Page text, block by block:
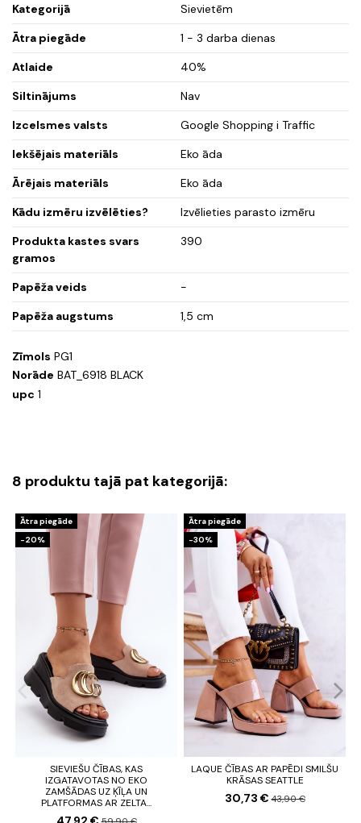
Kategorijā
Sievietēm
Ātra piegāde
1 - 3 darba dienas
Atlaide
40%
Siltinājums
Nav
Izcelsmes valsts
Google Shopping i Traffic
Iekšējais materiāls
Eko āda
Ārējais materiāls
Eko āda
Kādu izmēru izvēlēties?
Izvēlieties parasto izmēru
Produkta kastes svars
gramos
390
Papēža veids
-
Papēža augstums
1,5 cm
Zīmols PG1
Norāde BAT_6918 BLACK
upc 1
8 produktu tajā pat kategorijā:
Ātra piegāde
-20%
SIEVIEŠU ČĪBAS, KAS
IZGATAVOTAS NO EKO
ZAMŠĀDAS UZ ĶĪĻA UN
PLATFORMAS AR ZELTA...
Ātra piegāde
-30%
LAQUE ČĪBAS AR PAPĒDI SMILŠU
KRĀSAS SEATTLE
30,73 €43,90 €